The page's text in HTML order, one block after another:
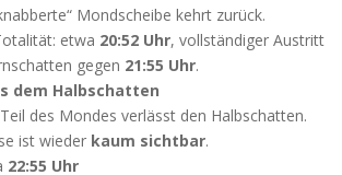
Mondscheibe kehrt zurück.
etwa 20:52 Uhr, vollständiger Austritt
gegen 21:55 Uhr.
dem Halbschatten
des Mondes verlässt den Halbschatten.
ist wieder kaum sichtbar.
22:55 Uhr